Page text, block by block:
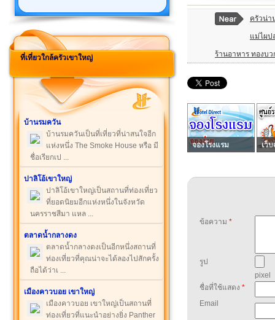
ที่เที่ยวใกล้ครัวเขาใหญ่
บ้านรมควัน
บ้านรมควันเป็นที่เที่ยวที่น่าสนใจอีก
แห่งหนึ่ง The Smoke House หรือ มี
ชื่อเรียกเป ...
ปาลิโอ้เขาใหญ่
ปาลิโอ้เขาใหญ่เป็นสถานที่ท่องเที่ยว
ที่ยอดนิยมอีกแห่งหนึ่งในจังหวัด
นครราชสีมา แหล ...
ตลาดน้ำกลางดง
ตลาดน้ำกลางดงเป็นอีกหนึ่งสถานที่
ท่องเที่ยวที่คุณน่าจะได้ลองไปสักครั้ง
ถือได้ว่าเ ...
เมืองคาวบอย เขาใหญ่
เมืองคาวบอย เขาใหญ่เป็นสถานที่
ท่องเที่ยวที่แนะนำอย่างยิ่ง Panther
ครัวน่า
แม่ไผป
ร้านอาหาร ทองบว
จองโรงแรม เว็บ
ข้อความ *
รูป
pixel
ชื่อที่ใช้แสดง *
Email